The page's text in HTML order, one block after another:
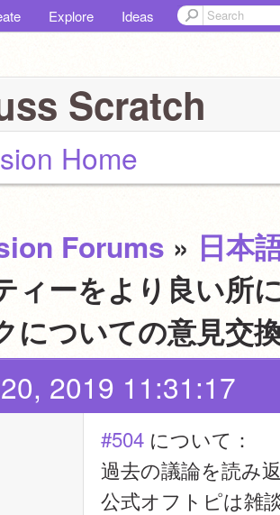
Explore Ideas
Scratch
Home
Forums » 日本
ィーをより良い所
についての意見交
2019 11:31:17
#504 について：
過去の議論を読み
公式オフトピは雑